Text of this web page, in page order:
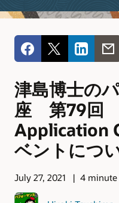
津島博士の
座 第79回
Application
ベントにつ
July 27, 2021 4 minute